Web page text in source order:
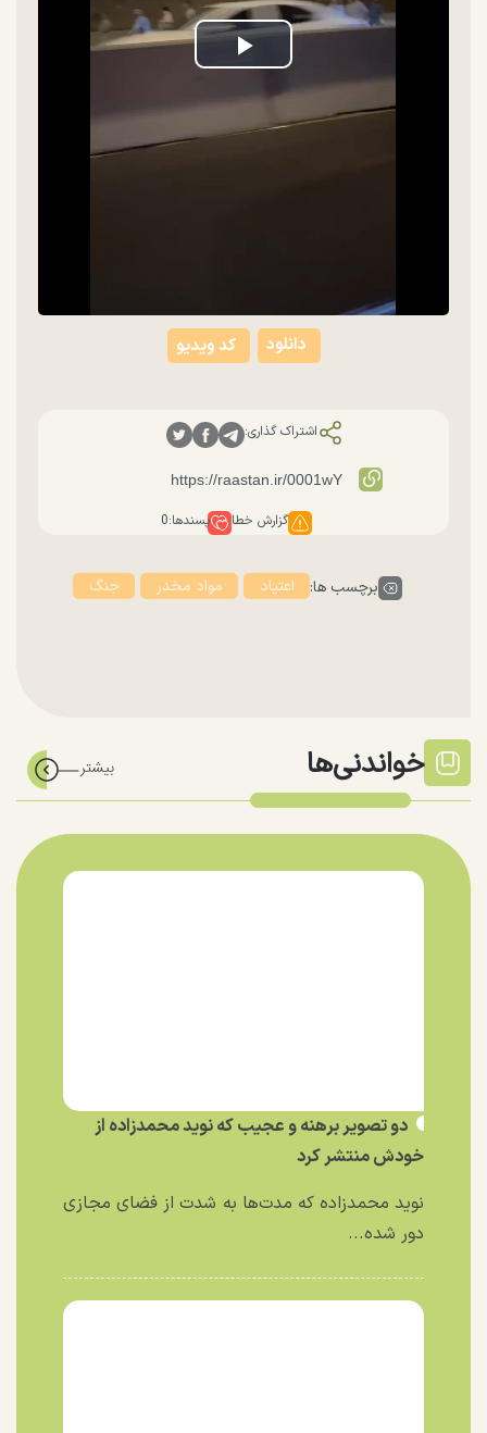
Play
Video
کد ویدیو دانلود
اشتراک گذاری:
گزارش خطا پسندها:0
برچسب ها: اعتیاد مواد مخدر جنگ
خواندنی‌ها
دو تصویر برهنه و عجیب که نوید محمدزاده از
خودش منتشر کرد
نوید محمدزاده که مدت‌ها به شدت از فضای مجازی
دور شده...